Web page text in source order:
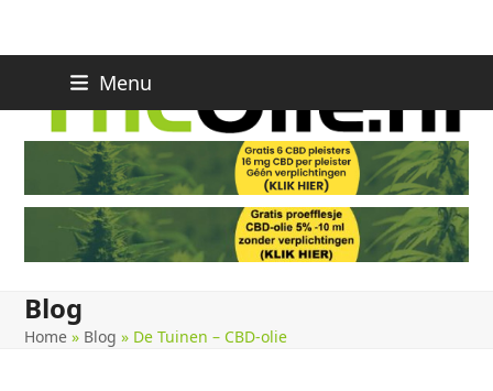
Menu
Blog
Home » Blog » De Tuinen – CBD-olie